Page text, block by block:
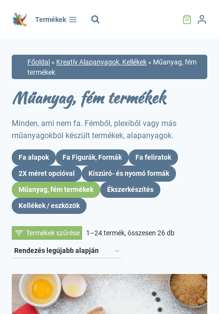
Termékek
Főoldal » Kreatív Alapanyagok, Kellékek » Műanyag, fém
termékek
Műanyag, fém termékek
Minden, ami nem fa. Fémből, plexiből vagy más
műanyagokból készült termékek, alapanyagok.
Fa alapok Fa Figurák, Formák Fa feliratok
2X méret opcióval Kiszúró- és nyomó formák
Műanyag, fém termékek Ékszerkészítés
Kellékek / eszközök
Termékek szűrése 1–24 termék, összesen 26 dbSorted